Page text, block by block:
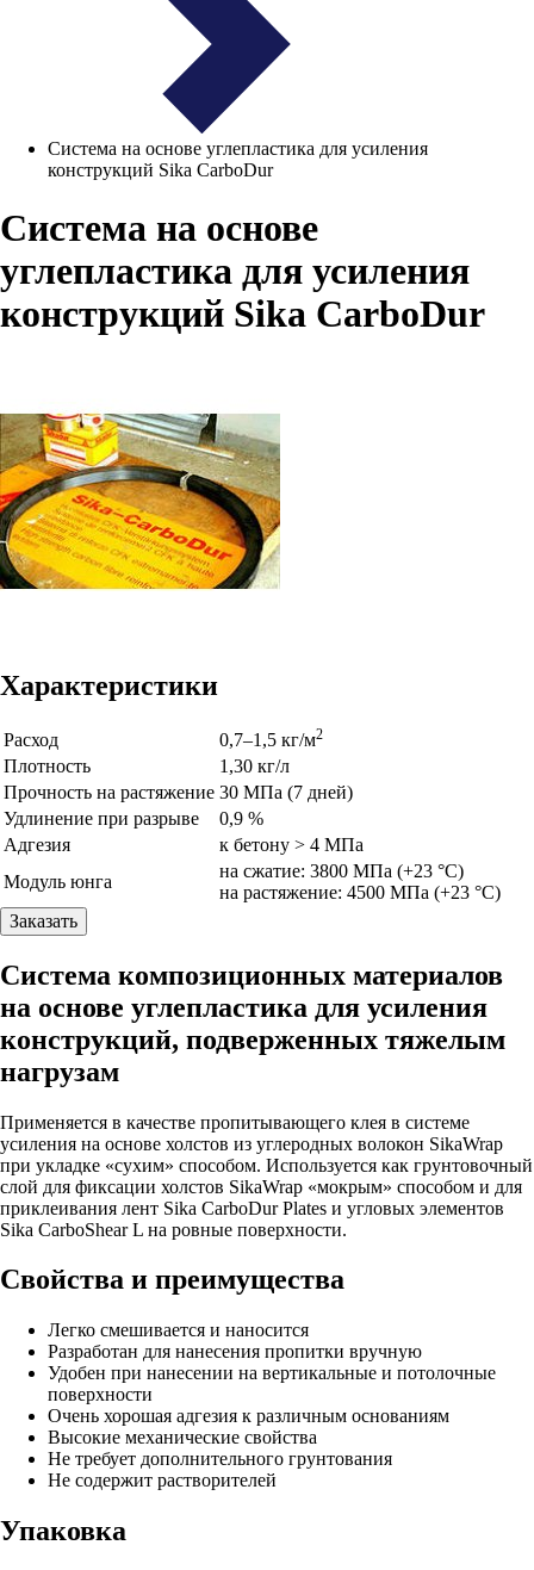
Система на основе углепластика для усиления
конструкций Sika CarboDur
Система на основе
углепластика для усиления
конструкций Sika CarboDur
Характеристики
Расход 0,7–1,5 кг/м2
Плотность
1,30 кг/л
Прочность на растяжение 30 МПа (7 дней)
Удлинение при разрыве
0,9 %
Адгезия
к бетону > 4 МПа
Модуль юнга
на сжатие: 3800 МПа (+23 °C)
на растяжение: 4500 МПа (+23 °C)
Заказать
Система композиционных материалов
на основе углепластика для усиления
конструкций, подверженных тяжелым
нагрузам
Применяется в качестве пропитывающего клея в системе
усиления на основе холстов из углеродных волокон SikaWrap
при укладке «сухим» способом. Используется как грунтовочный
слой для фиксации холстов SikaWrap «мокрым» способом и для
приклеивания лент Sika CarboDur Plates и угловых элементов
Sika CarboShear L на ровные поверхности.
Свойства и преимущества
Легко смешивается и наносится
Разработан для нанесения пропитки вручную
Удобен при нанесении на вертикальные и потолочные
поверхности
Очень хорошая адгезия к различным основаниям
Высокие механические свойства
Не требует дополнительного грунтования
Не содержит растворителей
Упаковка